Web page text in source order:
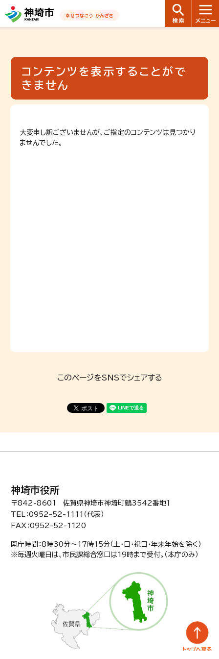
音声読み上げ用ナビゲーションです。
本文へ移動します
ページ最後（フッター）へ移動します
音声読み上げ用ナビゲーションはここまでです。
コンテンツを表示することがで
きません
大変申し訳ございませんが、ご指定のコンテンツは見つかり
ませんでした。
このページをSNSでシェアする
神埼市役所
〒842-8601 佐賀県神埼市神埼町鶴3542番地１
TEL：0952-52-1111（代表）
FAX：0952-52-1120
開庁時間：8時30分〜17時15分（土・日・祝日・年末年始を除く）
※毎週火曜日は、市民課総合窓口は19時まで受付。（本庁のみ）